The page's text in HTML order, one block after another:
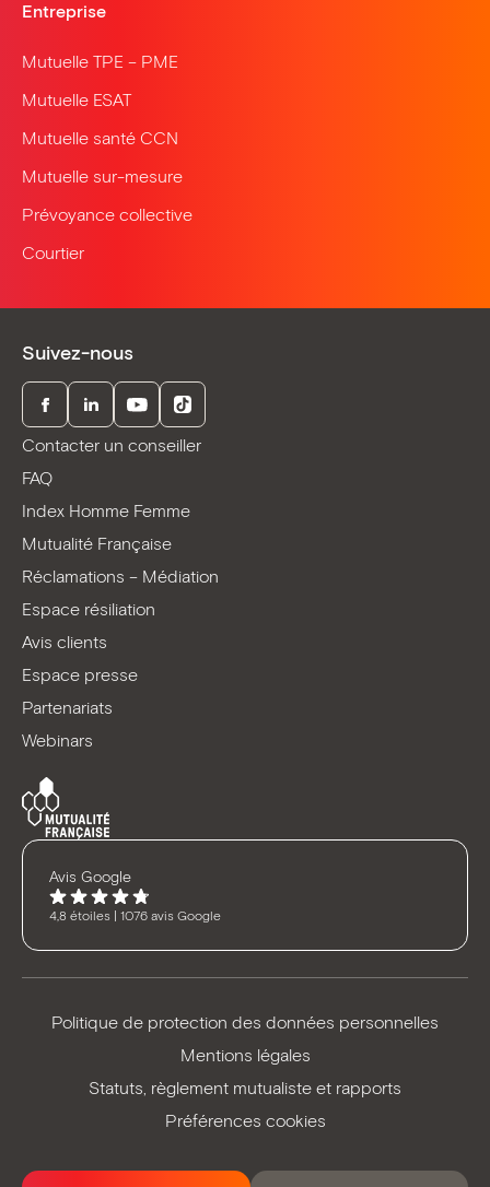
Entreprise
Mutuelle TPE – PME
Mutuelle ESAT
Mutuelle santé CCN
Mutuelle sur-mesure
Prévoyance collective
Courtier
Suivez-nous
FacebookLinkedInYoutubeTikTok
Contacter un conseiller
FAQ
Index Homme Femme
Mutualité Française
Réclamations – Médiation
Espace résiliation
Avis clients
Espace presse
Partenariats
Webinars
Avis Google
4,8 étoiles | 1076 avis Google
Politique de protection des données personnelles
Mentions légales
Statuts, règlement mutualiste et rapports
Préférences cookies